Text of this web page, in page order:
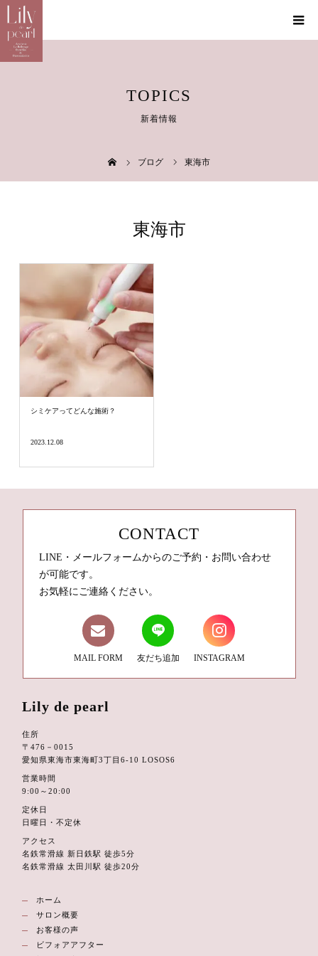
TOPICS
新着情報
ブログ 東海市
東海市
シミケアってどんな施術？
2023.12.08
CONTACT
LINE・メールフォームからのご予約・お問い合わせ
が可能です。
お気軽にご連絡ください。
MAIL FORM 友だち追加 INSTAGRAM
Lily de pearl
住所
〒476－0015
愛知県東海市東海町3丁目6-10 LOSOS6
営業時間
9:00～20:00
定休日
日曜日・不定休
アクセス
名鉄常滑線 新日鉄駅 徒歩5分
名鉄常滑線 太田川駅 徒歩20分
ホーム
サロン概要
お客様の声
ビフォアアフター